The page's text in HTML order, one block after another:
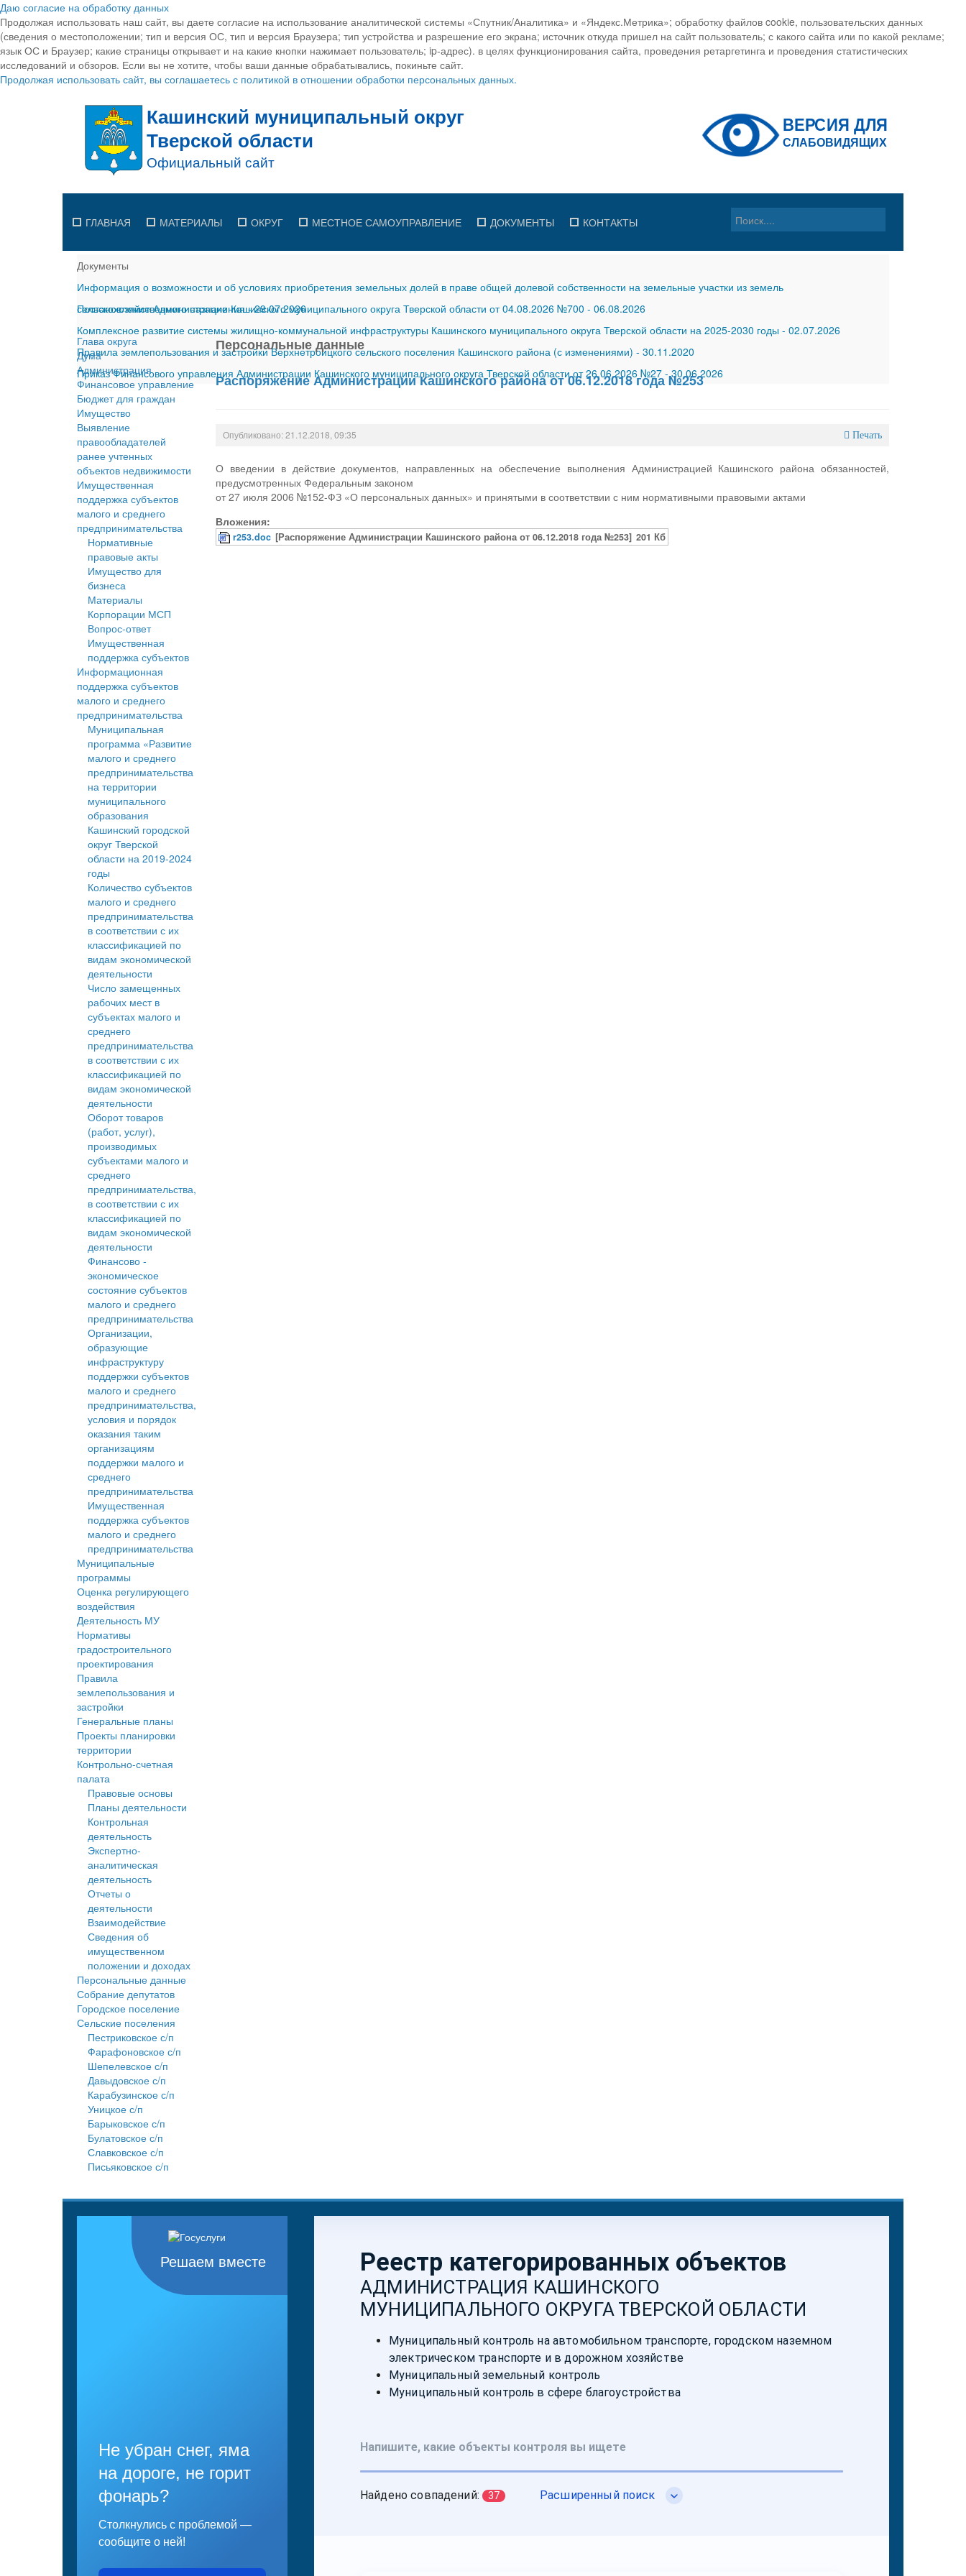
Даю согласие на обработку данных
Продолжая использовать наш сайт, вы даете согласие на использование аналитической системы «Спутник/Аналитика» и «Яндекс.Метрика»; обработку файлов cookie, пользовательских данных
(сведения о местоположении; тип и версия ОС, тип и версия Браузера; тип устройства и разрешение его экрана; источник откуда пришел на сайт пользователь; с какого сайта или по какой рекламе;
язык ОС и Браузер; какие страницы открывает и на какие кнопки нажимает пользователь; ip-адрес). в целях функционирования сайта, проведения ретаргетинга и проведения статистических
исследований и обзоров. Если вы не хотите, чтобы ваши данные обрабатывались, покиньте сайт.
Продолжая использовать сайт, вы соглашаетесь с политикой в отношении обработки персональных данных.
ГЛАВНАЯ МАТЕРИАЛЫ ОКРУГ МЕСТНОЕ САМОУПРАВЛЕНИЕ ДОКУМЕНТЫ КОНТАКТЫ
Документы
Информация о возможности и об условиях приобретения земельных долей в праве общей долевой собственности на земельные участки из земель
сельскохозяйственного назначения-29.07.2026
Постановление Администрации Кашинского муниципального округа Тверской области от 04.08.2026 №700 - 06.08.2026
Комплексное развитие системы жилищно-коммунальной инфраструктуры Кашинского муниципального округа Тверской области на 2025-2030 годы - 02.07.2026
Правила землепользования и застройки Верхнетроицкого сельского поселения Кашинского района (с изменениями) - 30.11.2020
Приказ Финансового управления Администрации Кашинского муниципального округа Тверской области от 26.06.2026 №27 -30.06.2026
Глава округа
Дума
Администрация
Финансовое управление
Бюджет для граждан
Имущество
Выявление
правообладателей
ранее учтенных
объектов недвижимости
Имущественная
поддержка субъектов
малого и среднего
предпринимательства
Нормативные
правовые акты
Имущество для
бизнеса
Материалы
Корпорации МСП
Вопрос-ответ
Имущественная
поддержка субъектов
Информационная
поддержка субъектов
малого и среднего
предпринимательства
Муниципальная
программа «Развитие
малого и среднего
предпринимательства
на территории
муниципального
образования
Кашинский городской
округ Тверской
области на 2019-2024
годы
Количество субъектов
малого и среднего
предпринимательства
в соответствии с их
классификацией по
видам экономической
деятельности
Число замещенных
рабочих мест в
субъектах малого и
среднего
предпринимательства
в соответствии с их
классификацией по
видам экономической
деятельности
Оборот товаров
(работ, услуг),
производимых
субъектами малого и
среднего
предпринимательства,
в соответствии с их
классификацией по
видам экономической
деятельности
Финансово -
экономическое
состояние субъектов
малого и среднего
предпринимательства
Организации,
образующие
инфраструктуру
поддержки субъектов
малого и среднего
предпринимательства,
условия и порядок
оказания таким
организациям
поддержки малого и
среднего
предпринимательства
Имущественная
поддержка субъектов
малого и среднего
предпринимательства
Муниципальные
программы
Оценка регулирующего
воздействия
Деятельность МУ
Нормативы
градостроительного
проектирования
Правила
землепользования и
застройки
Генеральные планы
Проекты планировки
территории
Контрольно-счетная
палата
Правовые основы
Планы деятельности
Контрольная
деятельность
Экспертно-
аналитическая
деятельность
Отчеты о
деятельности
Взаимодействие
Сведения об
имущественном
положении и доходах
Персональные данные
Собрание депутатов
Городское поселение
Сельские поселения
Пестриковское с/п
Фарафоновское с/п
Шепелевское с/п
Давыдовское с/п
Карабузинское с/п
Уницкое с/п
Барыковское с/п
Булатовское с/п
Славковское с/п
Письяковское с/п
Персональные данные
Распоряжение Администрации Кашинского района от 06.12.2018 года №253
Опубликовано: 21.12.2018, 09:35 Печать
О введении в действие документов, направленных на обеспечение выполнения Администрацией Кашинского района обязанностей,
предусмотренных Федеральным законом
от 27 июля 2006 №152-ФЗ «О персональных данных» и принятыми в соответствии с ним нормативными правовыми актами
Вложения:
r253.doc [Распоряжение Администрации Кашинского района от 06.12.2018 года №253] 201 Кб
Решаем вместе
Не убран снег, яма
на дороге, не горит
фонарь?
Столкнулись с проблемой —
сообщите о ней!